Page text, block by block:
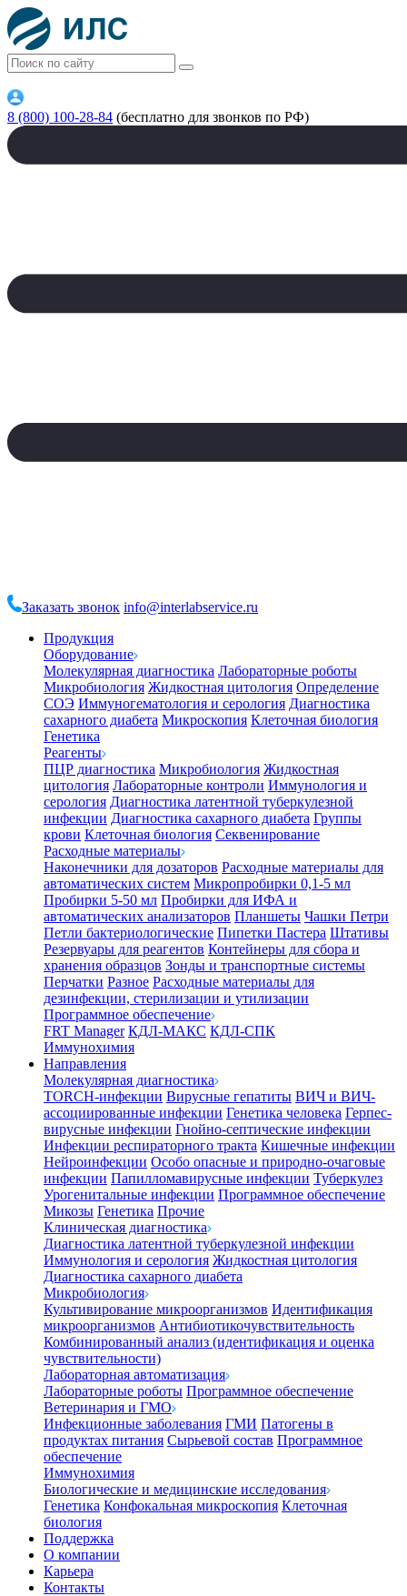
8 (800) 100-28-84 (бесплатно для звонков по РФ)
Заказать звонок info@interlabservice.ru
Продукция
Оборудование
Молекулярная диагностика Лабораторные роботы
Микробиология Жидкостная цитология Определение
СОЭ Иммуногематология и серология Диагностика
сахарного диабета Микроскопия Клеточная биология
Генетика
Реагенты
ПЦР диагностика Микробиология Жидкостная
цитология Лабораторные контроли Иммунология и
серология Диагностика латентной туберкулезной
инфекции Диагностика сахарного диабета Группы
крови Клеточная биология Секвенирование
Расходные материалы
Наконечники для дозаторов Расходные материалы для
автоматических систем Микропробирки 0,1-5 мл
Пробирки 5-50 мл Пробирки для ИФА и
автоматических анализаторов Планшеты Чашки Петри
Петли бактериологические Пипетки Пастера Штативы
Резервуары для реагентов Контейнеры для сбора и
хранения образцов Зонды и транспортные системы
Перчатки Разное Расходные материалы для
дезинфекции, стерилизации и утилизации
Программное обеспечение
FRT Manager КДЛ-МАКС КДЛ-СПК
Иммунохимия
Направления
Молекулярная диагностика
TORCH-инфекции Вирусные гепатиты ВИЧ и ВИЧ-
ассоциированные инфекции Генетика человека Герпес-
вирусные инфекции Гнойно-септические инфекции
Инфекции респираторного тракта Кишечные инфекции
Нейроинфекции Особо опасные и природно-очаговые
инфекции Папилломавирусные инфекции Туберкулез
Урогенитальные инфекции Программное обеспечение
Микозы Генетика Прочие
Клиническая диагностика
Диагностика латентной туберкулезной инфекции
Иммунология и серология Жидкостная цитология
Диагностика сахарного диабета
Микробиология
Культивирование микроорганизмов Идентификация
микроорганизмов Антибиотикочувствительность
Комбинированный анализ (идентификация и оценка
чувствительности)
Лабораторная автоматизация
Лабораторные роботы Программное обеспечение
Ветеринария и ГМО
Инфекционные заболевания ГМИ Патогены в
продуктах питания Сырьевой состав Программное
обеспечение
Иммунохимия
Биологические и медицинские исследования
Генетика Конфокальная микроскопия Клеточная
биология
Поддержка
О компании
Карьера
Контакты